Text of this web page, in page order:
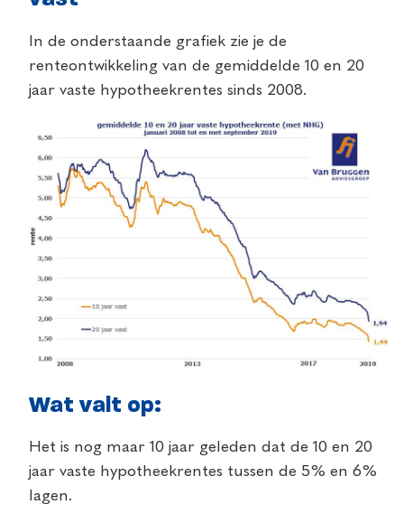
In de onderstaande grafiek zie je de
renteontwikkeling van de gemiddelde 10 en 20
jaar vaste hypotheekrentes sinds 2008.
Wat valt op:
Het is nog maar 10 jaar geleden dat de 10 en 20
jaar vaste hypotheekrentes tussen de 5% en 6%
lagen.